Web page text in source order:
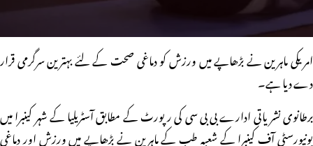
امریکی ماہرین نے بڑھاپے میں ورزش کو دماغی صحت کے لئے بہترین سرگرمی قرار
دے دیا ہے۔
برطانوی نشریاتی ادارے بی بی سی کی رپورٹ کے مطابق آسٹریلیا کے شہر کینبرا میں
یونیورسٹی آف کینبرا کے شعبہ طب کے ماہرین نے بڑھاپے میں ورزش اور دماغی